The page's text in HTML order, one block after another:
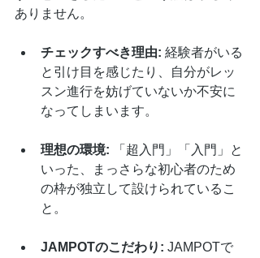
ありません。
チェックすべき理由: 経験者がいる
と引け目を感じたり、自分がレッ
スン進行を妨げていないか不安に
なってしまいます。
理想の環境: 「超入門」「入門」と
いった、まっさらな初心者のため
の枠が独立して設けられているこ
と。
JAMPOTのこだわり: JAMPOTで